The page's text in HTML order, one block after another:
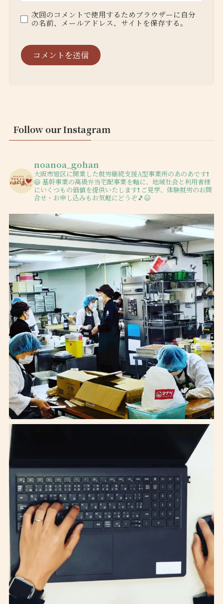
次回のコメントで使用するためブラウザーに自分
の名前、メールアドレス、サイトを保存する。
Follow our Instagram
noanoa_gohan
大阪市旭区に開業した就労継続支援A型事業所のあのあです❗️
😃 基幹事業の高級弁当宅配事業を軸に、地域社会と利用者様
にいくつもの価値を提供いたします❗️ご見学、体験就労のお問
合せ・お申し込みもお気軽にどうぞ🎵😉